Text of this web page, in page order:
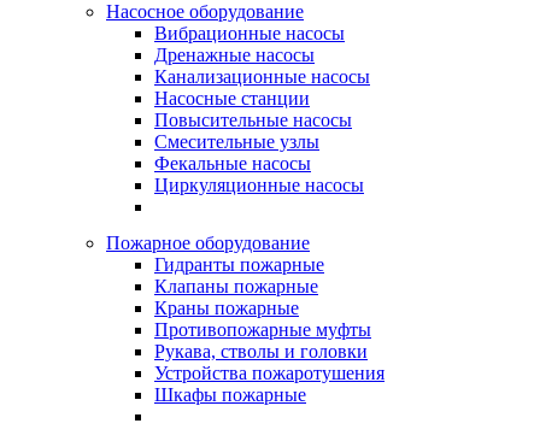
Насосное оборудование
Вибрационные насосы
Дренажные насосы
Канализационные насосы
Насосные станции
Повысительные насосы
Смесительные узлы
Фекальные насосы
Циркуляционные насосы
Пожарное оборудование
Гидранты пожарные
Клапаны пожарные
Краны пожарные
Противопожарные муфты
Рукава, стволы и головки
Устройства пожаротушения
Шкафы пожарные